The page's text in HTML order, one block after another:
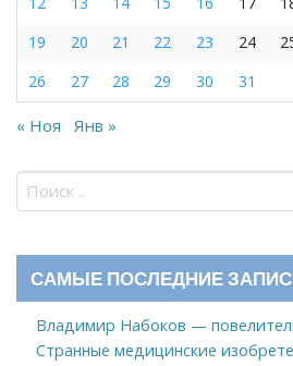
19
20 21 22 23 24
26
27 28 29 30 31
« Ноя Янв »
САМЫЕ ПОСЛЕДНИЕ
Владимир Набоков —
Странные медицинские